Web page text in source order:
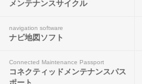
メンテナンスサイクル
navigation software
ナビ地図ソフト
Connected Maintenance Passport
コネクティッドメンテナンスパス